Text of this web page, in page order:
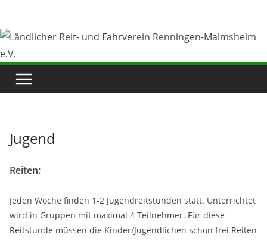
springen
Jugend
Reiten:
Jeden Woche finden 1-2 Jugendreitstunden statt. Unterrichtet
wird in Gruppen mit maximal 4 Teilnehmer. Für diese
Reitstunde müssen die Kinder/Jugendlichen schon frei Reiten